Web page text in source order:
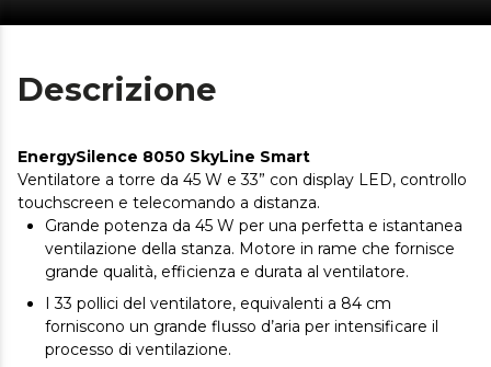
Descrizione
EnergySilence 8050 SkyLine Smart
Ventilatore a torre da 45 W e 33” con display LED, controllo
touchscreen e telecomando a distanza.
Grande potenza da 45 W per una perfetta e istantanea
ventilazione della stanza. Motore in rame che fornisce
grande qualità, efficienza e durata al ventilatore.
I 33 pollici del ventilatore, equivalenti a 84 cm
forniscono un grande flusso d’aria per intensificare il
processo di ventilazione.